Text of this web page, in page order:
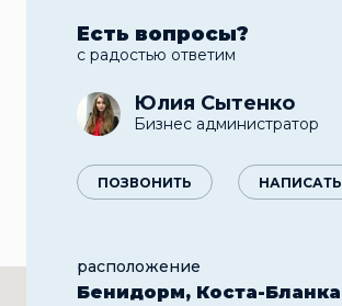
Есть вопросы?
с радостью ответим
Юлия Сытенко
Бизнес администратор
ПОЗВОНИТЬ НАПИСАТЬ
расположение
Бенидорм, Коста-Бланка